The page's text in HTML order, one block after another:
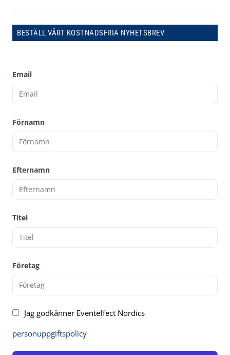
BESTÄLL VÅRT KOSTNADSFRIA NYHETSBREV
Email
Förnamn
Efternamn
Titel
Företag
Jag godkänner Eventeffect Nordics
personuppgiftspolicy